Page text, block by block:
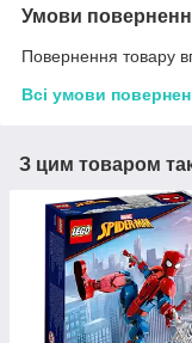
Умови
Повернення товару
Всі умови
З цим товаром